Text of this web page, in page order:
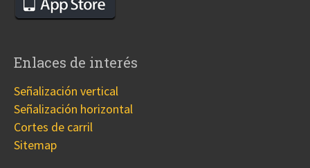
Enlaces de interés
Señalización vertical
Señalización horizontal
Cortes de carril
Sitemap